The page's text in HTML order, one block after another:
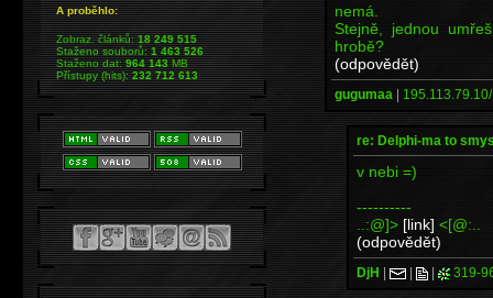
nemá.
Stejně, jednou
hrobě?
(odpovědět)
gugumaa |
re: Delphi-ma to
v nebi =)
----------
..:@]> [link] <[@:..
(odpovědět)
DjH | | | 319-
A proběhlo:
Zobraz. článků:18 249 515
Staženo souborů:1 463 526
Staženo dat:964 143MB
Přístupy (hits):232 712 613